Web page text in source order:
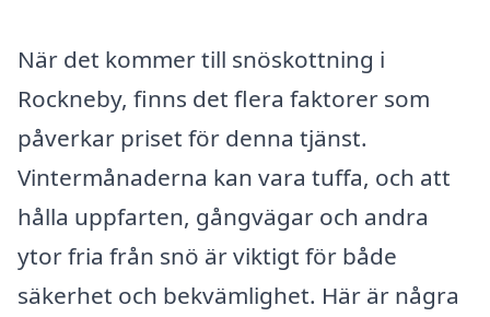
När det kommer till snöskottning i
Rockneby, finns det flera faktorer som
påverkar priset för denna tjänst.
Vintermånaderna kan vara tuffa, och att
hålla uppfarten, gångvägar och andra
ytor fria från snö är viktigt för både
säkerhet och bekvämlighet. Här är några